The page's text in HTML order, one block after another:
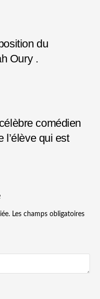
du
Oury .
comédien
l’élève qui est
Les champs obligatoires